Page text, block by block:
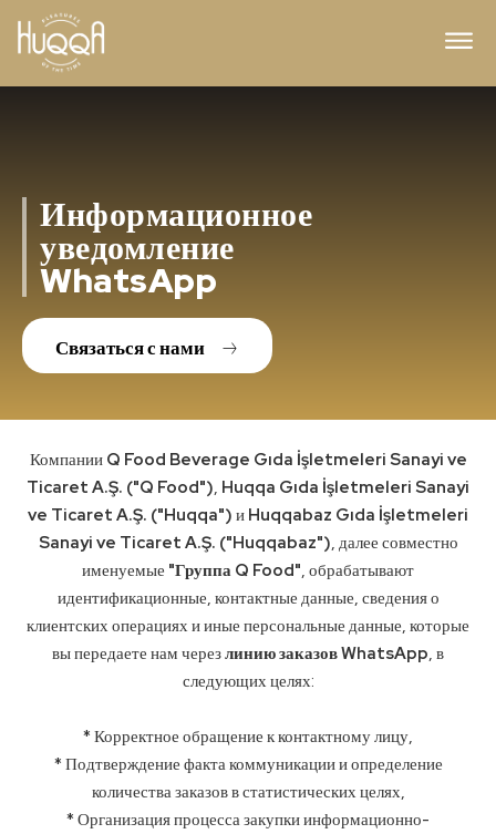
Информационное
уведомление
WhatsApp
Связаться с нами
Компании Q Food Beverage Gıda İşletmeleri Sanayi ve
Ticaret A.Ş. ("Q Food"), Huqqa Gıda İşletmeleri Sanayi
ve Ticaret A.Ş. ("Huqqa") и Huqqabaz Gıda İşletmeleri
Sanayi ve Ticaret A.Ş. ("Huqqabaz"), далее совместно
именуемые "Группа Q Food", обрабатывают
идентификационные, контактные данные, сведения о
клиентских операциях и иные персональные данные, которые
вы передаете нам черезлинию заказов WhatsApp, в
следующих целях:
* Корректное обращение к контактному лицу,
* Подтверждение факта коммуникации и определение
количества заказов в статистических целях,
* Организация процесса закупки информационно-